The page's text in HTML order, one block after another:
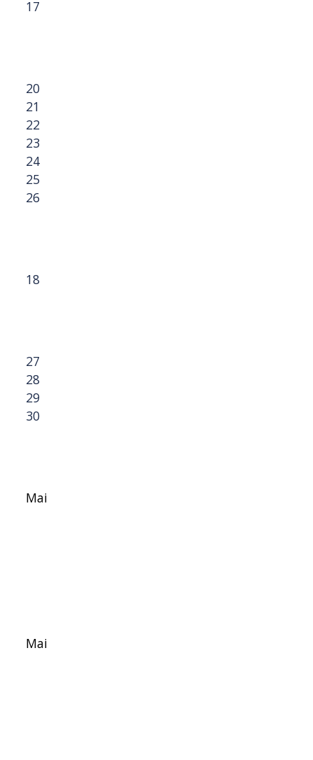
17
20
21
22
23
24
25
26
18
27
28
29
30
Mai
Mai